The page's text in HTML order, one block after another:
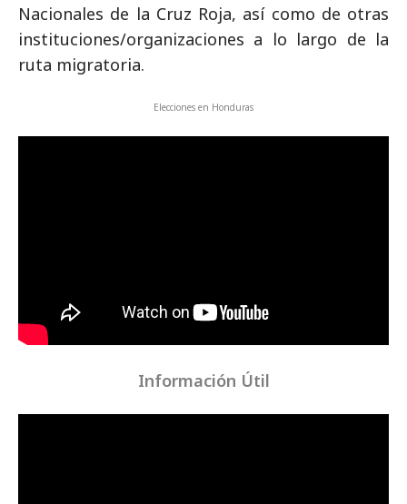
Nacionales de la Cruz Roja, así como de otras
instituciones/organizaciones a lo largo de la
ruta migratoria.
Elecciones en Honduras
Información Útil